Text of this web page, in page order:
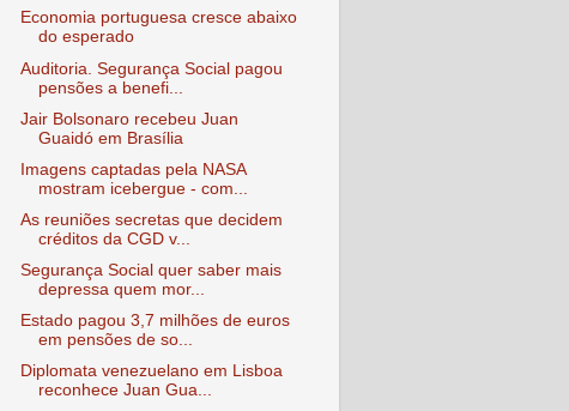
Economia portuguesa cresce abaixo
do esperado
Auditoria. Segurança Social pagou
pensões a benefi...
Jair Bolsonaro recebeu Juan
Guaidó em Brasília
Imagens captadas pela NASA
mostram icebergue - com...
As reuniões secretas que decidem
créditos da CGD v...
Segurança Social quer saber mais
depressa quem mor...
Estado pagou 3,7 milhões de euros
em pensões de so...
Diplomata venezuelano em Lisboa
reconhece Juan Gua...